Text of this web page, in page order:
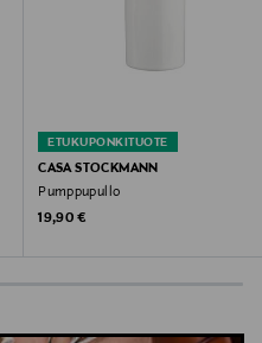
ETUKUPONKITUOTE
CASA STOCKMANN
Pumppupullo
Original Price
19,90 €